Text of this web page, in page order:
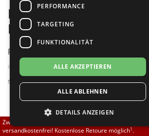
Flexerinas
Rummos
Rumpf
SoDanca
TopTanz
FLEXERINAS - faltbare
Ballerinas, perle
Passt am besten bei Fußweite:
schmal normal
5.00 (4 Bewertungen) ✓
Zwischen 70,00 EUR und 800,00 EUR liefern wir
versandkostenfrei! Kostenlose Retoure möglich1.
PERFORMANCE
TARGETING
FUNKTIONALITÄT
ALLE AKZEPTIEREN
ALLE ABLEHNEN
DETAILS ANZEIGEN